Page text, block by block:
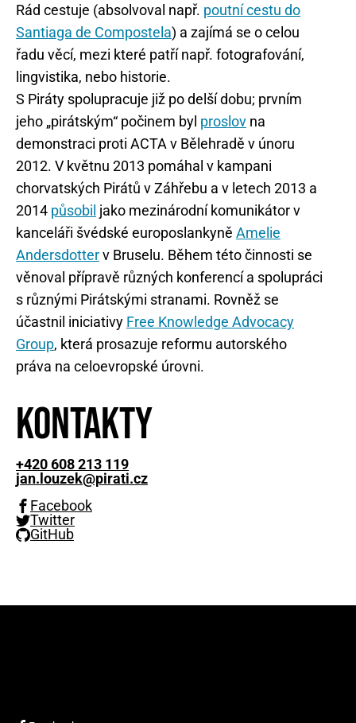
Rád cestuje (absolvoval např. poutní cestu do
Santiaga de Compostela) a zajímá se o celou
řadu věcí, mezi které patří např. fotografování,
lingvistika, nebo historie.
S Piráty spolupracuje již po delší dobu; prvním
jeho „pirátským“ počinem byl proslov na
demonstraci proti ACTA v Bělehradě v únoru
2012. V květnu 2013 pomáhal v kampani
chorvatských Pirátů v Záhřebu a v letech 2013 a
2014 působil jako mezinárodní komunikátor v
kanceláři švédské europoslankyně Amelie
Andersdotterv Bruselu. Během této činnosti se
věnoval přípravě různých konferencí a spolupráci
s různými Pirátskými stranami. Rovněž se
účastnil iniciativy Free Knowledge Advocacy
Group, která prosazuje reformu autorského
práva na celoevropské úrovni.
Kontakty
+420 608 213 119
jan.louzek@pirati.cz
Facebook
Twitter
GitHub